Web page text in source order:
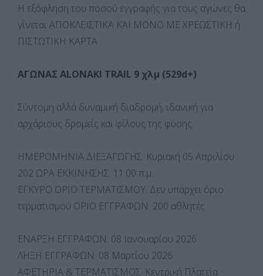
Η εξόφληση του ποσού εγγραφής για τους αγώνες θα
γίνεται ΑΠΟΚΛΕΙΣΤΙΚΑ ΚΑΙ ΜΟΝΟ ΜΕ ΧΡΕΩΣΤΙΚΗ ή
ΠΙΣΤΩΤΙΚΗ ΚΑΡΤΑ
ΑΓΩΝΑΣ ALONAKI TRAIL 9 χλμ (529d+)
Σύντομη αλλά δυναμική διαδρομή, ιδανική για
αρχάριους δρομείς και φίλους της φύσης.
ΗΜΕΡΟΜΗΝΙΑ ΔΙΕΞΑΓΩΓΗΣ: Κυριακή 05 Απριλίου
202 ΩΡΑ ΕΚΚΙΝΗΣΗΣ: 11:00 π.μ.
ΕΓΚΥΡΟ ΟΡΙΟ ΤΕΡΜΑΤΙΣΜΟΥ: Δεν υπάρχει όριο
τερματισμού ΟΡΙΟ ΕΓΓΡΑΦΩΝ: 200 αθλητές
ΕΝΑΡΞΗ ΕΓΓΡΑΦΩΝ: 08 Ιανουαρίου 2026
ΛΗΞΗ ΕΓΓΡΑΦΩΝ: 08 Μαρτίου 2026
ΑΦΕΤΗΡΙΑ & ΤΕΡΜΑΤΙΣΜΟΣ: Κεντρική Πλατεία